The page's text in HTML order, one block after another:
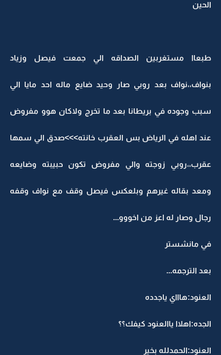
الحين
طبعاا مستغربين الصداقه الي جمعت فيصل وزياد
بنواف،،نواف بعد روبي صار وحيد ضايع ماله احد مايا الي
سبب وجوده في بريطانا بعد ما تخرج ولاكان هوو مفروض
عند اهله في الرياض بس العقرب خانته>>>صدق الي سمها
عقرب،،روبي زوجته والي مفروض تكون حبيبته وضايعه
ومعد بقاله غيرهم وبلعكس فيصل وقف مع نواف وقفه
رجال وصار له اعز من اخووو...
في مانشستر
بعد الترجمه...
العنود:هاااي ياجدده
الجده:اهلاا ياالعنود كيفك؟؟
العنود:الحمدلله بخير